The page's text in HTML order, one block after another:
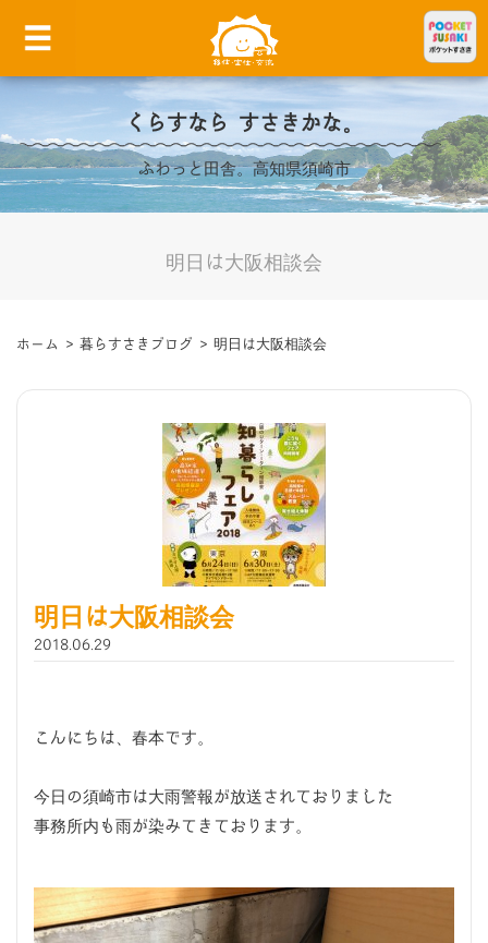
くらすなら すさきかな。
ふわっと田舎。高知県須崎市
明日は大阪相談会
ホーム > 暮らすさきブログ > 明日は大阪相談会
明日は大阪相談会
2018.06.29
こんにちは、春本です。
今日の須崎市は大雨警報が放送されておりました
事務所内も雨が染みてきております。